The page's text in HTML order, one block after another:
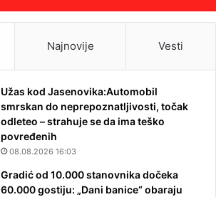
Najnovije Vesti
Užas kod Jasenovika:Automobil
smrskan do neprepoznatljivosti, točak
odleteo – strahuje se da ima teško
povređenih
08.08.2026 16:03
Gradić od 10.000 stanovnika dočeka
60.000 gostiju: „Dani banice“ obaraju